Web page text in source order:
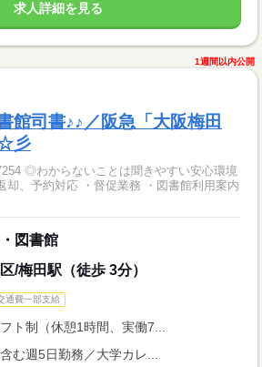
求人詳細を見る
1週間以内公開
館司書♪♪／阪急「大阪梅田
彡
◎わからないことは聞きやすい安心環境
却、予約対応 ・督促業務 ・図書館利用案内
図書館
/梅田駅（徒歩 3分）
通費一部支給
ト制（休憩1時間、実働7...
む週5日勤務／大学カレ...